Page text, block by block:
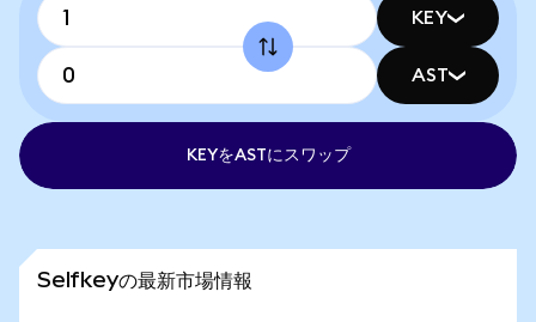
KEY
AST
KEYをASTにスワップ
Selfkeyの最新市場情報